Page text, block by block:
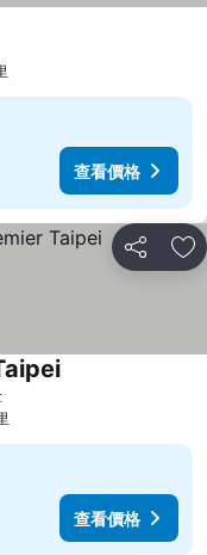
查看價格
分享 加
查看價格